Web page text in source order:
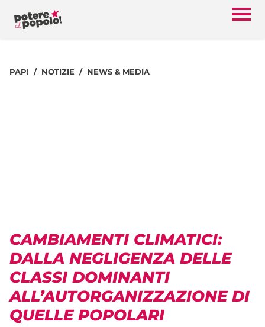
PAP! NOTIZIE NEWS & MEDIA
CAMBIAMENTI CLIMATICI:
DALLA NEGLIGENZA DELLE
CLASSI DOMINANTI
ALL’AUTORGANIZZAZIONE DI
QUELLE POPOLARI